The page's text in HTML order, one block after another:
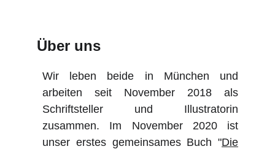
Über uns
Wir leben beide in München und
arbeiten seit November 2018 als
Schriftsteller und Illustratorin
zusammen. Im November 2020 ist
unser erstes gemeinsames Buch "Die